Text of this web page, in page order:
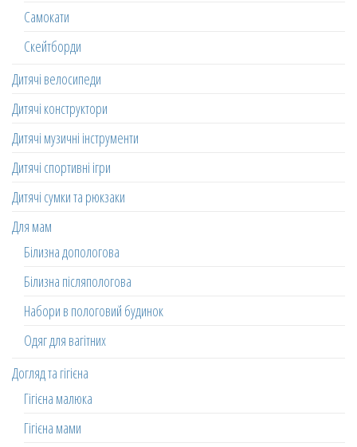
Самокати
Скейтборди
Дитячі велосипеди
Дитячі конструктори
Дитячі музичні інструменти
Дитячі спортивні ігри
Дитячі сумки та рюкзаки
Для мам
Білизна допологова
Білизна післяпологова
Набори в пологовий будинок
Одяг для вагітних
Догляд та гігієна
Гігієна малюка
Гігієна мами